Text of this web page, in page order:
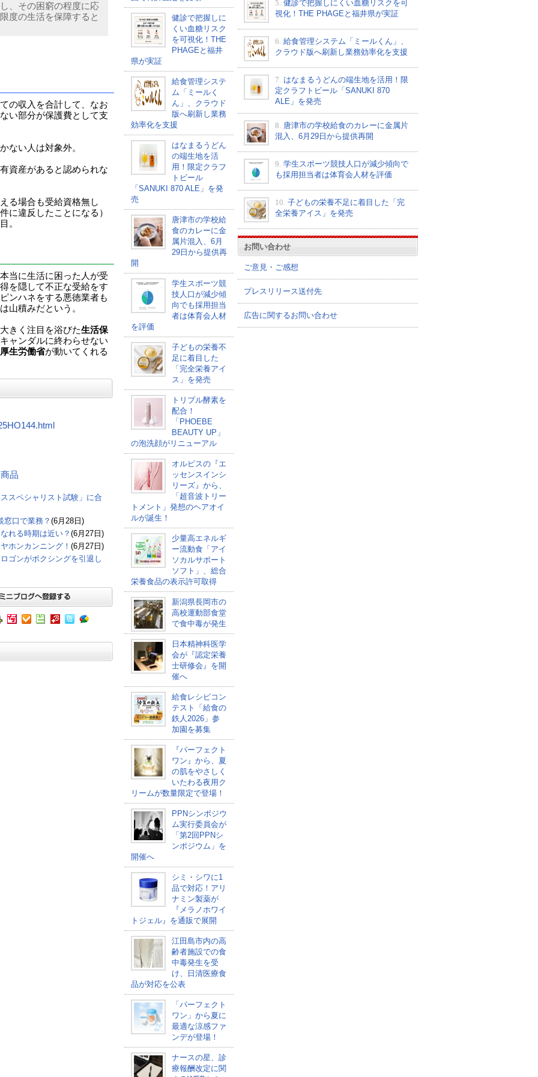
、その困窮の程度に応
度の生活を保障すると
の収入を合計して、なお
い部分が保護費として支
ない人は対象外。
資産があると認められな
る場合も受給資格無し
に違反したことになる）
。
当に生活に困った人が受
を隠して不正な受給をす
ンハネをする悪徳業者も
山積みだという。
きく注目を浴びた生活保
ャンダルに終わらせない
厚生労働省が動いてくれる
品
スペシャリスト試験」に合
窓口で業務？ (6月28日)
れる時期は近い？ (6月27日)
ホンカンニング！ (6月27日)
ゴンがボクシングを引退し
健診で把握しに
くい血糖リスク
を可視化！THE
PHAGEと福井
県が実証
給食管理システ
ム「ミールく
ん」、クラウド
版へ刷新し業務
効率化を支援
はなまるうどん
の端生地を活
用！限定クラフ
トビール
「SANUKI 870 ALE」を発
売
唐津市の学校給
食のカレーに金
属片混入、6月
29日から提供再
開
学生スポーツ競
技人口が減少傾
向でも採用担当
者は体育会人材
を評価
子どもの栄養不
足に着目した
「完全栄養アイ
ス」を発売
トリプル酵素を
配合！
「PHOEBE
BEAUTY UP」
の泡洗顔がリニューアル
オルビスの『エ
ッセンスインシ
リーズ』から、
「超音波トリー
トメント」発想のヘアオイ
ルが誕生！
少量高エネルギ
ー流動食「アイ
ソカルサポート
ソフト」、総合
栄養食品の表示許可取得
新潟県長岡市の
高校運動部食堂
で食中毒が発生
日本精神科医学
会が『認定栄養
士研修会』を開
催へ
給食レシピコン
テスト「給食の
鉄人2026」参
加園を募集
『パーフェクト
ワン』から、夏
の肌をやさしく
いたわる夜用ク
リームが数量限定で登場！
PPNシンポジウ
ム実行委員会が
「第2回PPNシ
ンポジウム」を
開催へ
シミ・シワに1
品で対応！アリ
ナミン製薬が
『メラノホワイ
トジェル』を通販で展開
江田島市内の高
齢者施設での食
中毒発生を受
け、日清医療食
品が対応を公表
「パーフェクト
ワン」から夏に
最適な涼感ファ
ンデが登場！
ナースの星、診
療報酬改定に関
5. 健診で把握しにくい血糖リスクを可
視化！THE PHAGEと福井県が実証
6. 給食管理システム「ミールくん」、
クラウド版へ刷新し業務効率化を支援
7. はなまるうどんの端生地を活用！限
定クラフトビール「SANUKI 870
ALE」を発売
8. 唐津市の学校給食のカレーに金属片
混入、6月29日から提供再開
9. 学生スポーツ競技人口が減少傾向で
も採用担当者は体育会人材を評価
10. 子どもの栄養不足に着目した「完
全栄養アイス」を発売
お問い合わせ
ご意見・ご感想
プレスリリース送付先
広告に関するお問い合わせ